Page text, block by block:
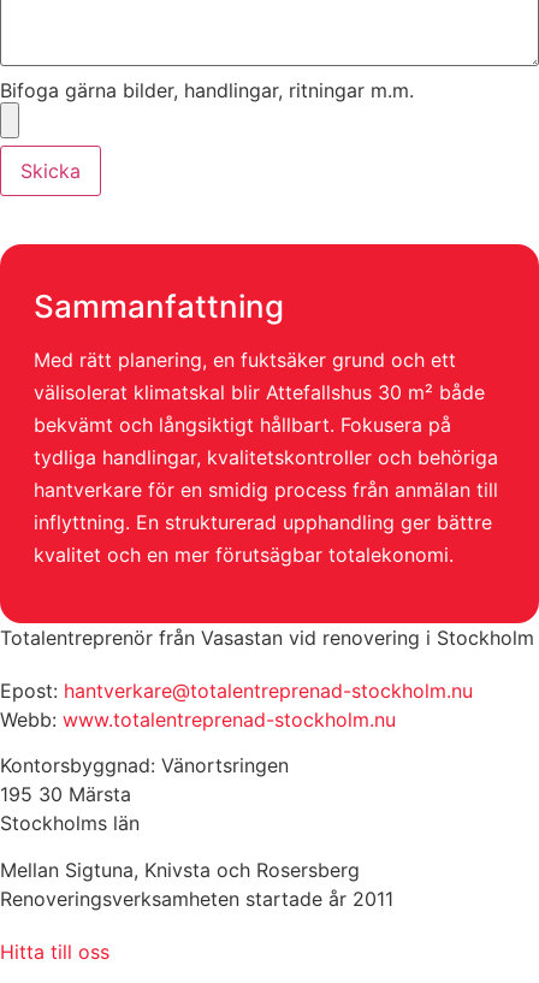
Bifoga gärna bilder, handlingar, ritningar m.m.
Skicka
Sammanfattning
Med rätt planering, en fuktsäker grund och ett
välisolerat klimatskal blir Attefallshus 30 m² både
bekvämt och långsiktigt hållbart. Fokusera på
tydliga handlingar, kvalitetskontroller och behöriga
hantverkare för en smidig process från anmälan till
inflyttning. En strukturerad upphandling ger bättre
kvalitet och en mer förutsägbar totalekonomi.
Totalentreprenör från Vasastan vid renovering i Stockholm
Epost: hantverkare@totalentreprenad-stockholm.nu
Webb: www.totalentreprenad-stockholm.nu
Kontorsbyggnad: Vänortsringen
195 30 Märsta
Stockholms län
Mellan Sigtuna, Knivsta och Rosersberg
Renoveringsverksamheten startade år 2011
Hitta till oss